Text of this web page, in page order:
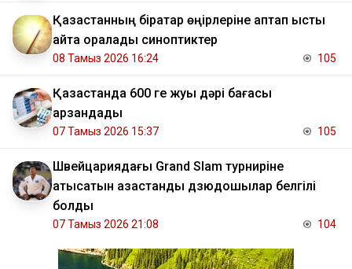
Қазақстанның бірқатар өңірлеріне аптап ыстық
қайта оралады синоптиктер
08 Тамыз 2026 16:24 105
Қазақстанда 600 ге жуық дәрі бағасы
арзандады
07 Тамыз 2026 15:37 105
Швейцариядағы Grand Slam турниріне
қатысатын қазақстандық дзюдошылар белгілі
болды
07 Тамыз 2026 21:08 104